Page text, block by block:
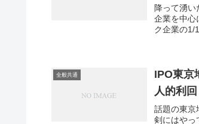
降って湧
企業を中心
ク企業の1/
全般共通
IPO東京
人的利
話題の東京
剣にはやっ